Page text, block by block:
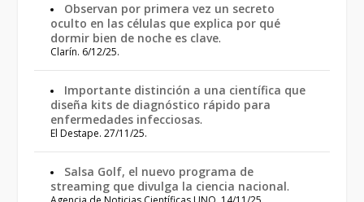
Observan por primera vez un secreto
oculto en las células que explica por qué
dormir bien de noche es clave.
Clarín. 6/12/25.
Importante distinción a una científica que
diseña kits de diagnóstico rápido para
enfermedades infecciosas.
El Destape. 27/11/25.
Salsa Golf, el nuevo programa de
streaming que divulga la ciencia nacional.